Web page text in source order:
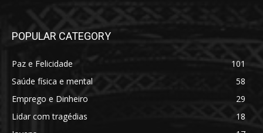
POPULAR CATEGORY
Paz e Felicidade
101
Saúde física e mental
58
Emprego e Dinheiro
29
Lidar com tragédias
18